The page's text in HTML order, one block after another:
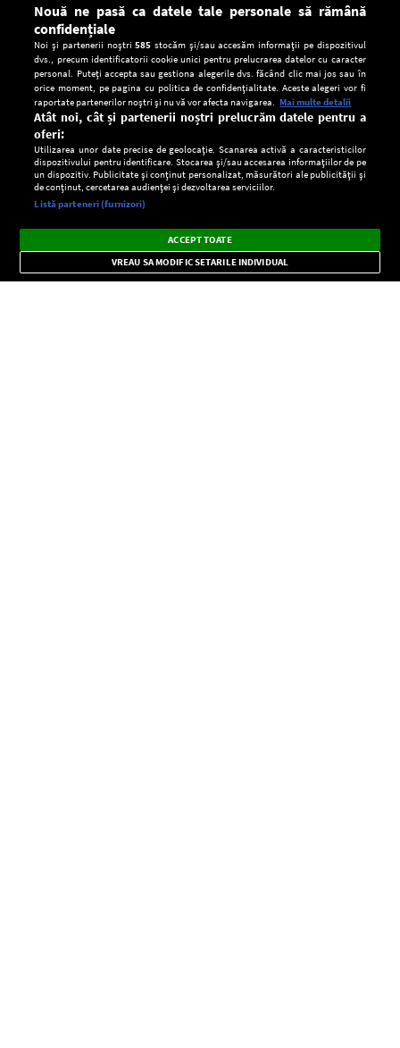
CONFIDENŢIALITATE
Setări:
Dark
Mode
Radio live, podcasturi, știri și alerte
importante.
×
Nouă ne pasă ca datele tale personale să rămână
confidențiale
Noi și partenerii noștri585 stocăm și/sau accesăm informații pe dispozitivul
dvs., precum identificatorii cookie unici pentru prelucrarea datelor cu caracter
personal. Puteți accepta sau gestiona alegerile dvs. făcând clic mai jos sau în
orice moment, pe pagina cu politica de confidențialitate. Aceste alegeri vor fi
raportate partenerilor noștri și nu vă vor afecta navigarea. Mai multe detalii
Atât noi, cât și partenerii noștri prelucrăm datele pentru a
oferi:
Utilizarea unor date precise de geolocație. Scanarea activă a caracteristicilor
dispozitivului pentru identificare. Stocarea și/sau accesarea informațiilor de pe
un dispozitiv. Publicitate și conținut personalizat, măsurători ale publicității și
de conținut, cercetarea audienței și dezvoltarea serviciilor.
Listă parteneri (furnizori)
ACCEPT TOATE
VREAU SA MODIFIC SETARILE INDIVIDUAL